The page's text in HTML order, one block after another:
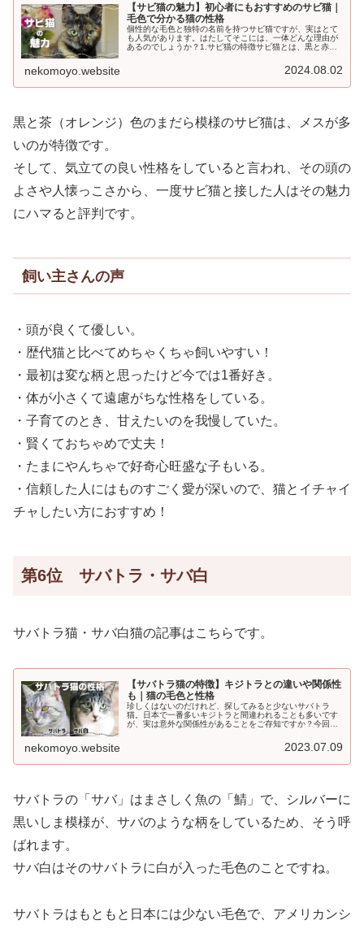
【サビ猫の魅力】初心者にもおすすめのサビ猫｜
毛色で分かる猫の性格
個性的な毛色と独特の名前を持つサビ猫ですが、実はとて
も人気があります。はたしてそこには、一体どんな理由が
あるのでしょうか？1.サビ猫の特徴サビ猫とは、黒と赤の
nekomoyo.website 2024.08.02
黒と茶（オレンジ）色のまだら模様のサビ猫は、メスが多
いのが特徴です。
そして、気立ての良い性格をしていると言われ、その頭の
よさや人懐っこさから、一度サビ猫と接した人はその魅力
にハマると評判です。
飼い主さんの声
・頭が良くて優しい。
・歴代猫と比べてめちゃくちゃ飼いやすい！
・最初は変な柄と思ったけど今では1番好き。
・体が小さくて遠慮がちな性格をしている。
・子育てのとき、甘えたいのを我慢していた。
・賢くておちゃめで丈夫！
・たまにやんちゃで好奇心旺盛な子もいる。
・信頼した人にはものすごく愛が深いので、猫とイチャイ
チャしたい方におすすめ！
第6位 サバトラ・サバ白
サバトラ猫・サバ白猫の記事はこちらです。
【サバトラ猫の特徴】キジトラとの違いや関係性
も｜猫の毛色と性格
珍しくはないのだけれど、探してみると少ないサバトラ
猫。日本で一番多いキジトラと間違われることも多いです
が、実は意外な関係性があることをご存知ですか？今回
ら、サバトラの魅力をたっぷりとお届けし...
nekomoyo.website 2023.07.09
サバトラの「サバ」はまさしく魚の「鯖」で、シルバーに
黒いしま模様が、サバのような柄をしているため、そう呼
ばれます。
サバ白はそのサバトラに白が入った毛色のことですね。
サバトラはもともと日本には少ない毛色で、アメリカンシ